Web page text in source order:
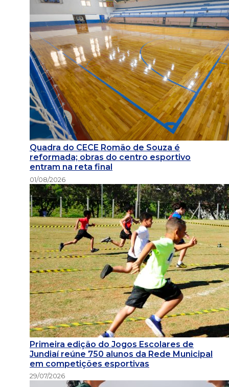
Quadra do CECE Romão de Souza é
reformada; obras do centro esportivo
entram na reta final
01/08/2026
Primeira edição do Jogos Escolares de
Jundiaí reúne 750 alunos da Rede Municipal
em competições esportivas
29/07/2026